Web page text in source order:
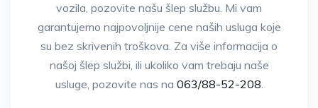
vozila, pozovite našu šlep službu. Mi vam
garantujemo najpovoljnije cene naših usluga koje
su bez skrivenih troškova. Za više informacija o
našoj šlep službi, ili ukoliko vam trebaju naše
usluge, pozovite nas na 063/88-52-208.